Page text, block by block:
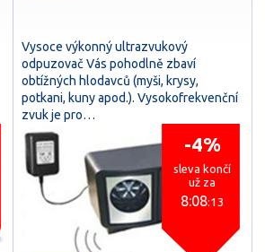
Vysoce výkonný ultrazvukový
odpuzovač Vás pohodlně zbaví
obtížných hlodavců (myši, krysy,
potkani, kuny apod.). Vysokofrekvenční
zvuk je pro…
-4%
sleva končí
už za
8:08:11